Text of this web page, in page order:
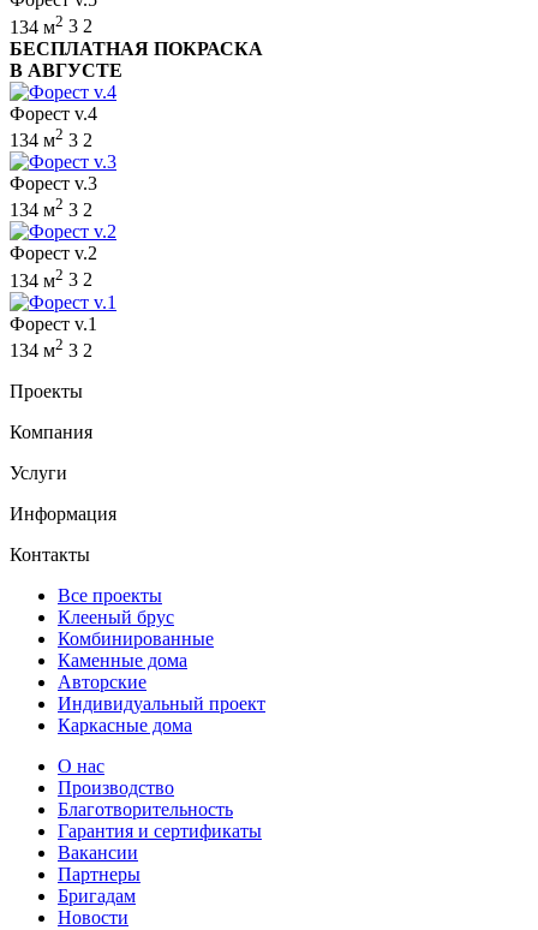
134 м2 3 2
БЕСПЛАТНАЯ ПОКРАСКА
В АВГУСТЕ
Форест v.4
134 м2 3 2
Форест v.3
134 м2 3 2
Форест v.2
134 м2 3 2
Форест v.1
134 м2 3 2
Проекты
Компания
Услуги
Информация
Контакты
Все проекты
Клееный брус
Комбинированные
Каменные дома
Авторские
Индивидуальный проект
Каркасные дома
О нас
Производство
Благотворительность
Гарантия и сертификаты
Вакансии
Партнеры
Бригадам
Новости